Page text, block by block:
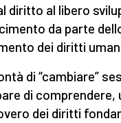
diritto al libero
da parte
dei diritti
di “cambiare”
di
dei diritti